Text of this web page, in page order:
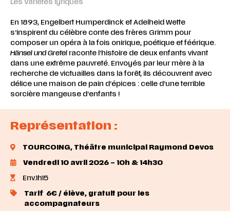
Les Variétés lyriques
En 1893, Engelbert Humperdinck et Adelheid Wette
s’inspirent du célèbre conte des frères Grimm pour
composer un opéra à la fois onirique, poétique et féérique.
Hänsel und Gretelraconte l’histoire de deux enfants vivant
dans une extrême pauvreté. Envoyés par leur mère à la
recherche de victuailles dans la forêt, ils découvrent avec
délice une maison de pain d’épices : celle d’une terrible
sorcière mangeuse d’enfants !
Représentation :
TOURCOING, Théâtre municipal Raymond Devos
Vendredi 10 avril 2026 – 10h & 14h30
Env.1h15
Tarif 6€ / élève, gratuit pour les
accompagnateurs